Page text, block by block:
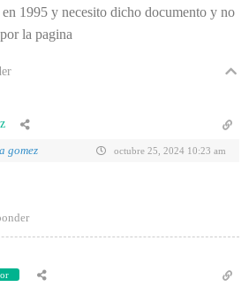
1995 y necesito dicho documento y no
la pagina
gomez octubre 25, 2024 10:23 am